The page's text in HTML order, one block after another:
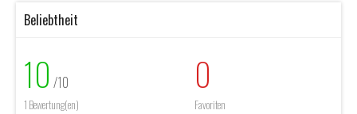
Beliebtheit
10 /10
1 Bewertung(en)
0
Favoriten